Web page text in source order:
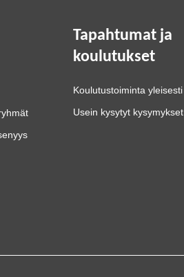
Tapahtumat ja
koulutukset
Koulutustoiminta yleisesti
Usein kysytyt kysymykset